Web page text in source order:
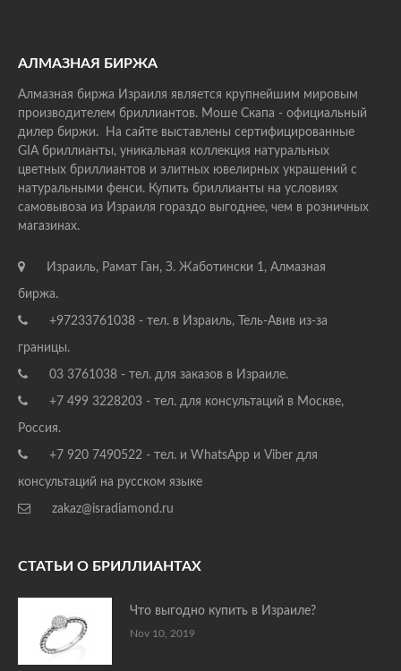
АЛМАЗНАЯ БИРЖА
Алмазная биржа Израиля является крупнейшим мировым
производителем бриллиантов. Моше Скапа - официальный
дилер биржи. На сайте выставлены сертифицированные
GIA бриллианты, уникальная коллекция натуральных
цветных бриллиантов и элитных ювелирных украшений с
натуральными фенси. Купить бриллианты на условиях
самовывоза из Израиля гораздо выгоднее, чем в розничных
магазинах.
Израиль, Рамат Ган, З. Жаботински 1, Алмазная
биржа.
+97233761038 - тел. в Израиль, Тель-Авив из-за
границы.
03 3761038 - тел. для заказов в Израиле.
+7 499 3228203 - тел. для консультаций в Москве,
Россия.
+7 920 7490522 - тел. и WhatsApp и Viber для
консультаций на русском языке
zakaz@isradiamond.ru
СТАТЬИ О БРИЛЛИАНТАХ
Что выгодно купить в Израиле?
Nov 10, 2019